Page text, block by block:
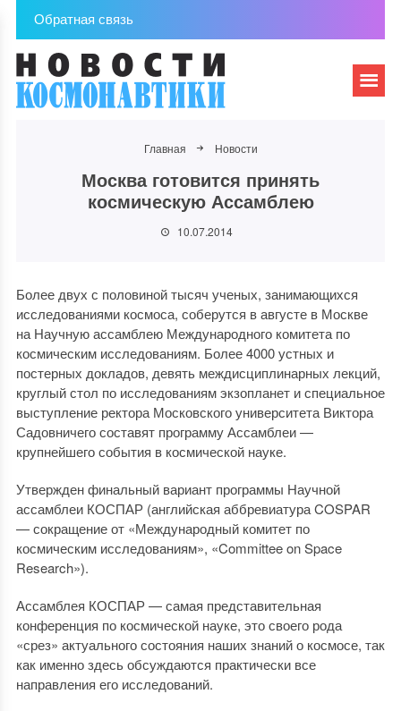
Обратная связь
Главная Новости
Москва готовится принять
космическую Ассамблею
10.07.2014
Более двух с половиной тысяч ученых, занимающихся
исследованиями космоса, соберутся в августе в Москве
на Научную ассамблею Международного комитета по
космическим исследованиям. Более 4000 устных и
постерных докладов, девять междисциплинарных лекций,
круглый стол по исследованиям экзопланет и специальное
выступление ректора Московского университета Виктора
Садовничего составят программу Ассамблеи —
крупнейшего события в космической науке.
Утвержден финальный вариант программы Научной
ассамблеи КОСПАР (английская аббревиатура COSPAR
— сокращение от «Международный комитет по
космическим исследованиям», «Committee on Space
Research»).
Ассамблея КОСПАР — самая представительная
конференция по космической науке, это своего рода
«срез» актуального состояния наших знаний о космосе, так
как именно здесь обсуждаются практически все
направления его исследований.